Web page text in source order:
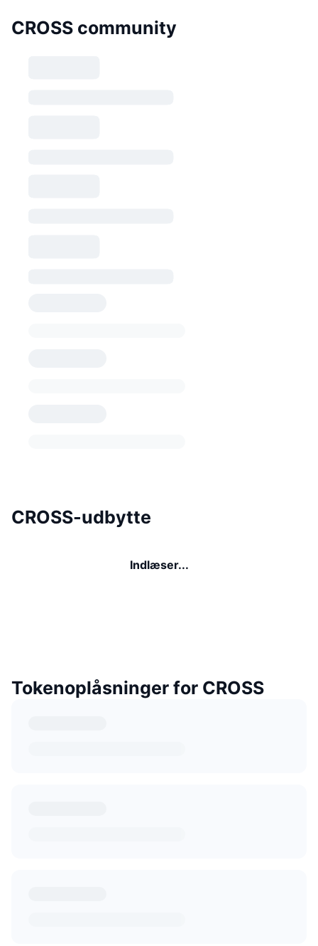
CROSS community
CROSS-udbytte
Indlæser...
Tokenoplåsninger for CROSS